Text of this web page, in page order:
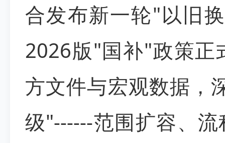
合发布新一轮"以旧
2026版"国补"政策正
方文件与宏观数据，
级"------范围扩容、